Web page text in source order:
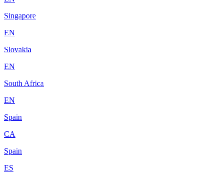
Singapore
EN
Slovakia
EN
South Africa
EN
Spain
CA
Spain
ES